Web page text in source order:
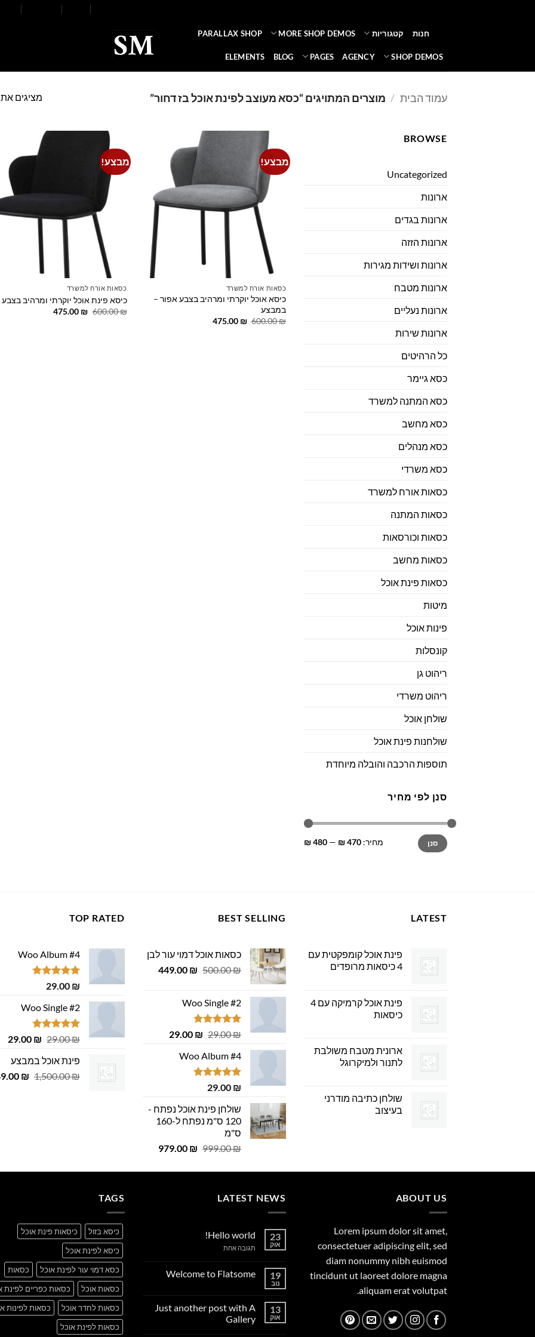
חנות קטגוריות MORE SHOP DEMOS
PARALLAX SHOP
SHOP DEMOS
AGENCY
PAGES
BLOG
ELEMENTS
עמוד הבית / מוצרים המתויגים “כסא מעוצב לפינת אוכל בז דחור” מציגים את כל ⁦2⁩
BROWSE
Uncategorized
ארונות
ארונות בגדים
ארונות הזזה
ארונות ושידות מגירות
ארונות מטבח
ארונות נעליים
ארונות שירות
כל הרהיטים
כסא גיימר
כסא המתנה למשרד
כסא מחשב
כסא מנהלים
כסא משרדי
כסאות אורח למשרד
כסאות המתנה
כסאות וכורסאות
כסאות מחשב
כסאות פינת אוכל
מיטות
פינות אוכל
קונסלות
ריהוט גן
ריהוט משרדי
שולחן אוכל
שולחנות פינת אוכל
תוספות הרכבה והובלה מיוחדת
סנן לפי מחיר
מחיר
מינימלי
מחיר
מקסימלי
סנן מחיר: 470 ₪
—
480 ₪
מבצע!
כסאות אורח למשרד
כיסא אוכל יוקרתי ומרהיב בצבע אפור –
במבצע
600.00₪
המחיר
475.00 ₪
המחיר
מבצע!
כסאות אורח למשרד
כיסא פינת אוכל יוקרתי ומרהיב
600.00₪
המחיר
475.00 ₪
המחיר
LATEST
פינת אוכל קומפקטית עם
4 כיסאות מרופדים
פינת אוכל קרמיקה עם 4
כיסאות
ארונית מטבח משולבת
לתנור ולמיקרוגל
שולחן כתיבה מודרני
בעיצוב
BEST SELLING
כסאות אוכל דמוי עור לבן
500.00₪
המחיר
500.00 ₪.
449.00 ₪
המחיר
Woo Single #2
דורג4.75
29.00₪
המחיר
היה:
29.00 ₪.
29.00 ₪
המחיר
Woo Album #4
דורג5.00
29.00 ₪
שולחן פינת אוכל נפתח -
120 ס"מ נפתח ל-160
ס"מ
999.00₪
המחיר
היה:
979.00 ₪
המחיר
הוא:
TOP RATED
Woo Album #4
דורג5.00
29.00 ₪
Woo Single #2
דורג4.75
29.00₪
המחיר
היה:
29.00 ₪.
29.00 ₪
₪.
פינת אוכל במבצע
1,500.00₪
המחיר
₪
ABOUT US
Lorem ipsum dolor sit amet,
consectetuer adipiscing elit, sed
diam nonummy nibh euismod
tincidunt ut laoreet dolore magna
aliquam erat volutpat.
LATEST NEWS
23
אוק
Hello world!
תגובה אחתעל
19
נוב
Welcome to Flatsome
Welcome
to
Flatsome
13
אוק
Just another post with A
Gallery
TAGS
כיסא בזול
כיסאות פינת אוכל
כיסא לפינת אוכל
כסא דמוי עור לפינת אוכל
כסאות
כסאות אוכל
כסאות כפריים לפינת
כסאות לחדר אוכל
כסאות לפינות
כסאות לפינת אוכל